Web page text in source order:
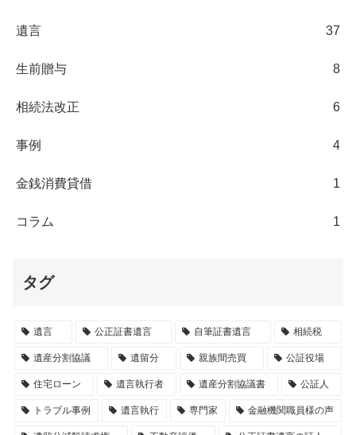
遺言 37
生前贈与 8
相続法改正 6
事例 4
金銭消費貸借 1
コラム 1
タグ
遺言 公正証書遺言 自筆証書遺言 相続税
遺産分割協議 遺留分 親族間売買 公証役場
住宅ローン 遺言執行者 遺産分割協議書 公証人
トラブル事例 遺言執行 専門家 金融機関職員様の声